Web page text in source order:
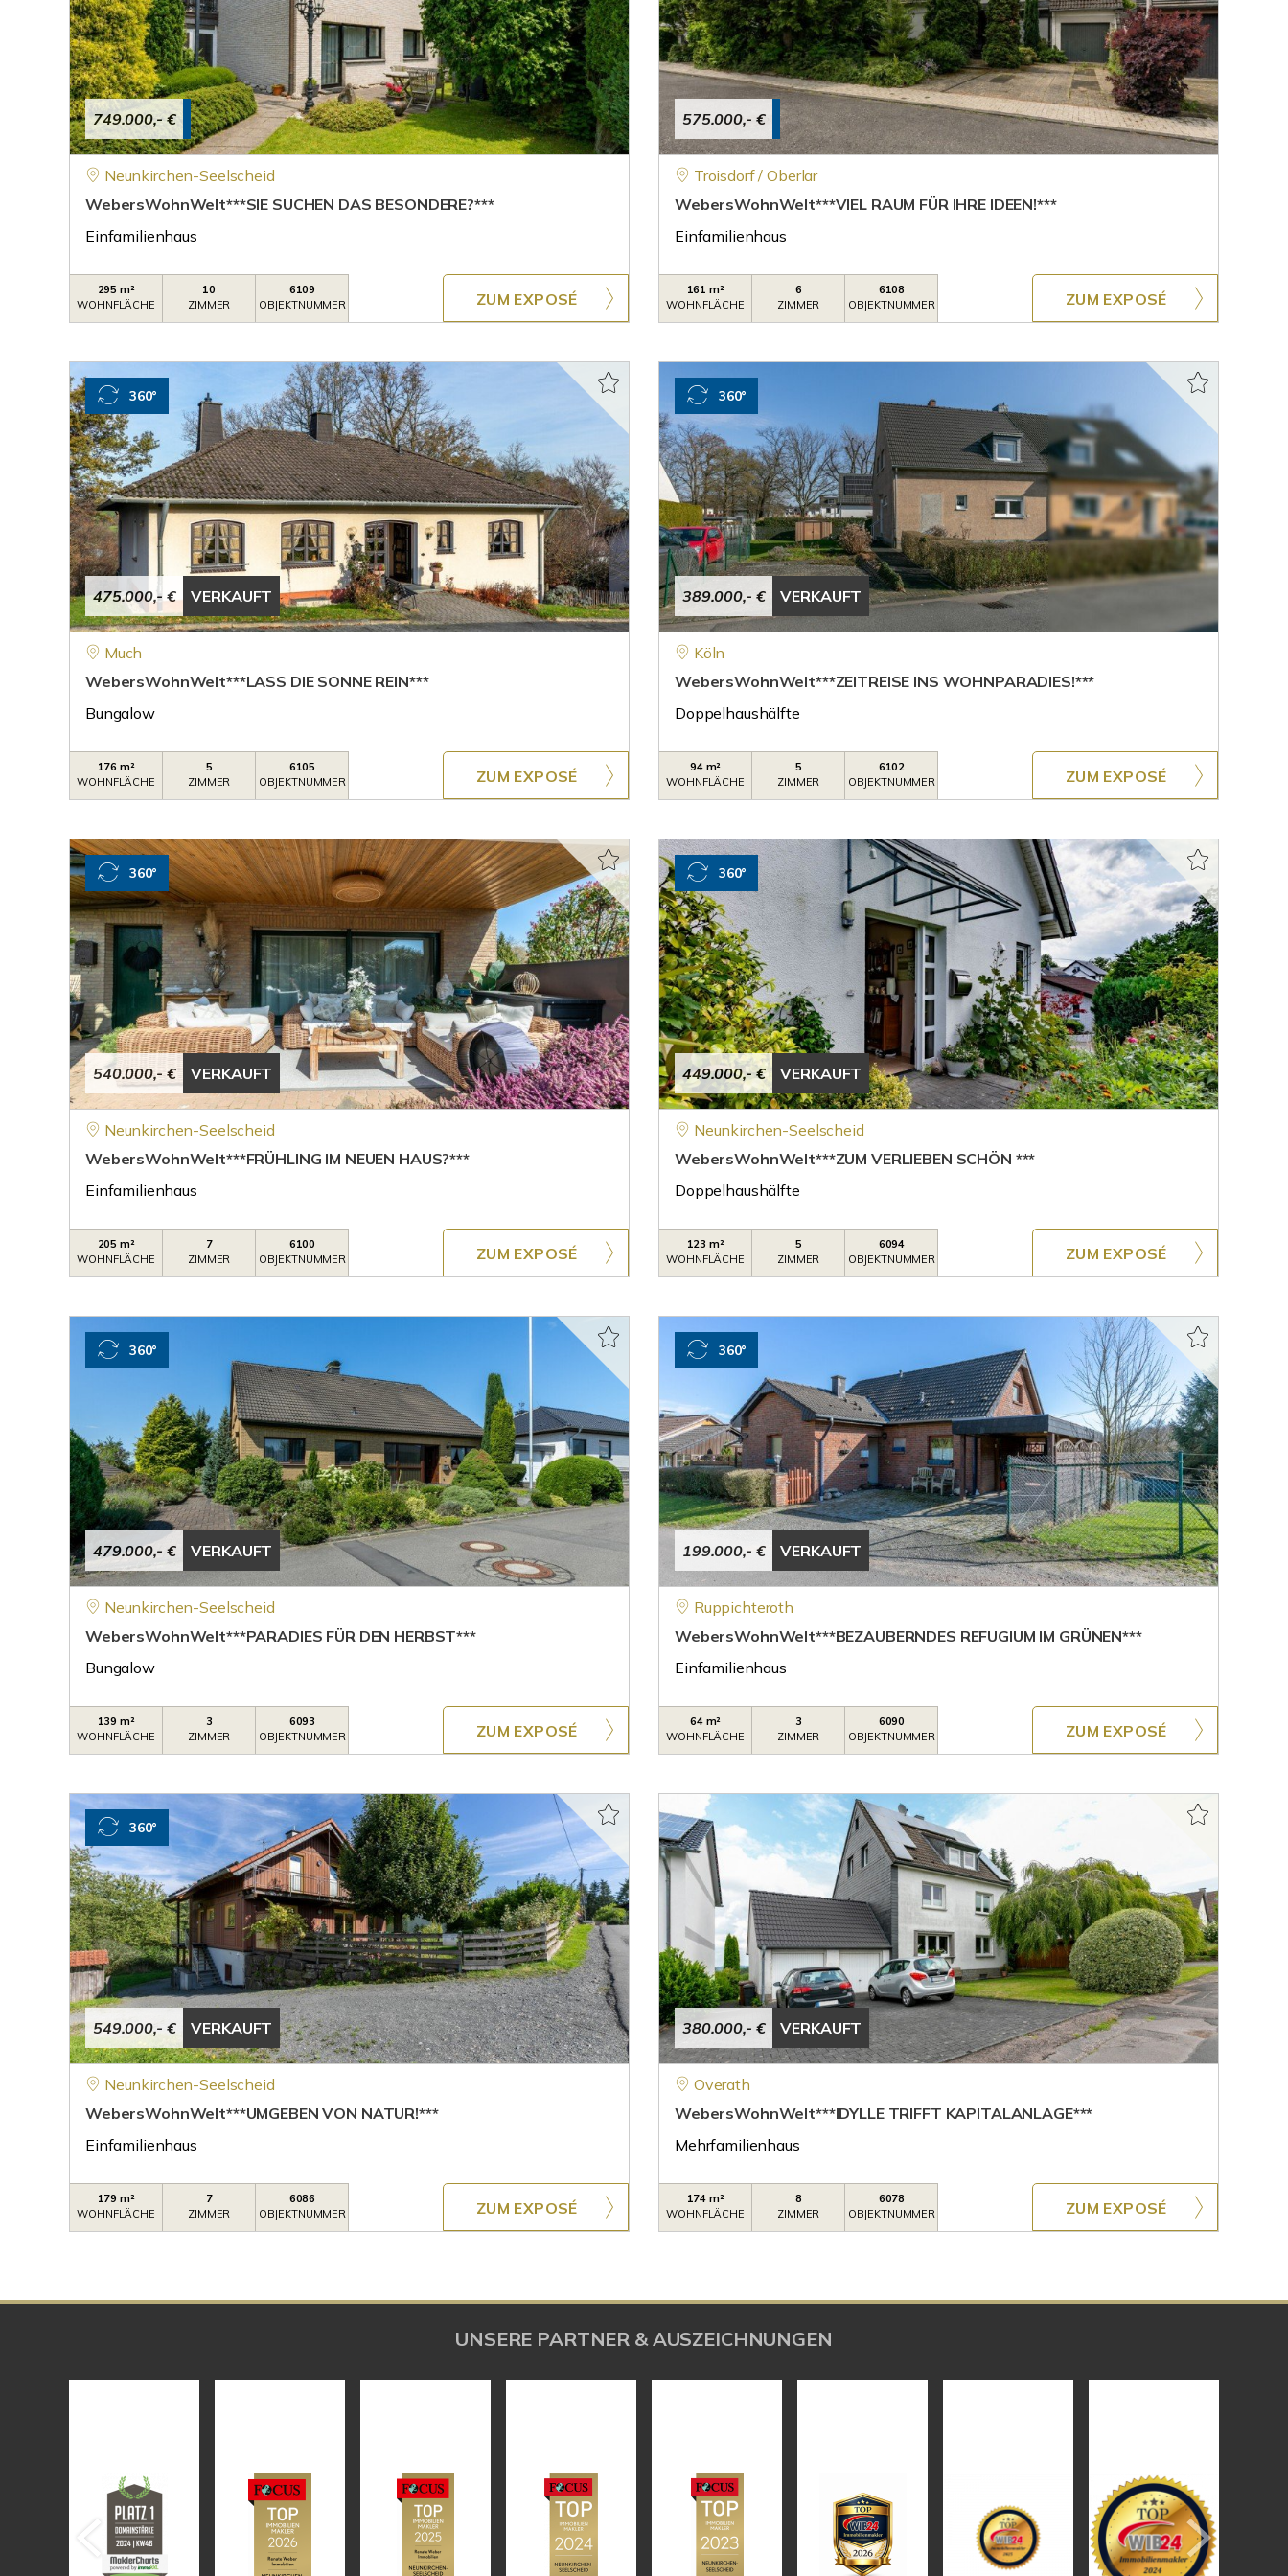
749.000,- €
Neunkirchen-Seelscheid
WebersWohnWelt***SIE SUCHEN DAS BESONDERE?***
Einfamilienhaus
295 m²
WOHNFLÄCHE
10
ZIMMER
6109
OBJEKTNUMMER
ZUM EXPOSÉ
575.000,- €
Troisdorf / Oberlar
WebersWohnWelt***VIEL RAUM FÜR IHRE IDEEN!***
Einfamilienhaus
161 m²
WOHNFLÄCHE
6
ZIMMER
6108
OBJEKTNUMMER
ZUM EXPOSÉ
475.000,- € VERKAUFT
360°
Much
WebersWohnWelt***LASS DIE SONNE REIN***
Bungalow
176 m²
WOHNFLÄCHE
5
ZIMMER
6105
OBJEKTNUMMER
ZUM EXPOSÉ
389.000,- € VERKAUFT
360°
Köln
WebersWohnWelt***ZEITREISE INS WOHNPARADIES!***
Doppelhaushälfte
94 m²
WOHNFLÄCHE
5
ZIMMER
6102
OBJEKTNUMMER
ZUM EXPOSÉ
540.000,- € VERKAUFT
360°
Neunkirchen-Seelscheid
WebersWohnWelt***FRÜHLING IM NEUEN HAUS?***
Einfamilienhaus
205 m²
WOHNFLÄCHE
7
ZIMMER
6100
OBJEKTNUMMER
ZUM EXPOSÉ
449.000,- € VERKAUFT
360°
Neunkirchen-Seelscheid
WebersWohnWelt***ZUM VERLIEBEN SCHÖN ***
Doppelhaushälfte
123 m²
WOHNFLÄCHE
5
ZIMMER
6094
OBJEKTNUMMER
ZUM EXPOSÉ
479.000,- € VERKAUFT
360°
Neunkirchen-Seelscheid
WebersWohnWelt***PARADIES FÜR DEN HERBST***
Bungalow
139 m²
WOHNFLÄCHE
3
ZIMMER
6093
OBJEKTNUMMER
ZUM EXPOSÉ
199.000,- € VERKAUFT
360°
Ruppichteroth
WebersWohnWelt***BEZAUBERNDES REFUGIUM IM GRÜNEN***
Einfamilienhaus
64 m²
WOHNFLÄCHE
3
ZIMMER
6090
OBJEKTNUMMER
ZUM EXPOSÉ
549.000,- € VERKAUFT
360°
Neunkirchen-Seelscheid
WebersWohnWelt***UMGEBEN VON NATUR!***
Einfamilienhaus
179 m²
WOHNFLÄCHE
7
ZIMMER
6086
OBJEKTNUMMER
ZUM EXPOSÉ
380.000,- € VERKAUFT
Overath
WebersWohnWelt***IDYLLE TRIFFT KAPITALANLAGE***
Mehrfamilienhaus
174 m²
WOHNFLÄCHE
8
ZIMMER
6078
OBJEKTNUMMER
ZUM EXPOSÉ
UNSERE PARTNER & AUSZEICHNUNGEN